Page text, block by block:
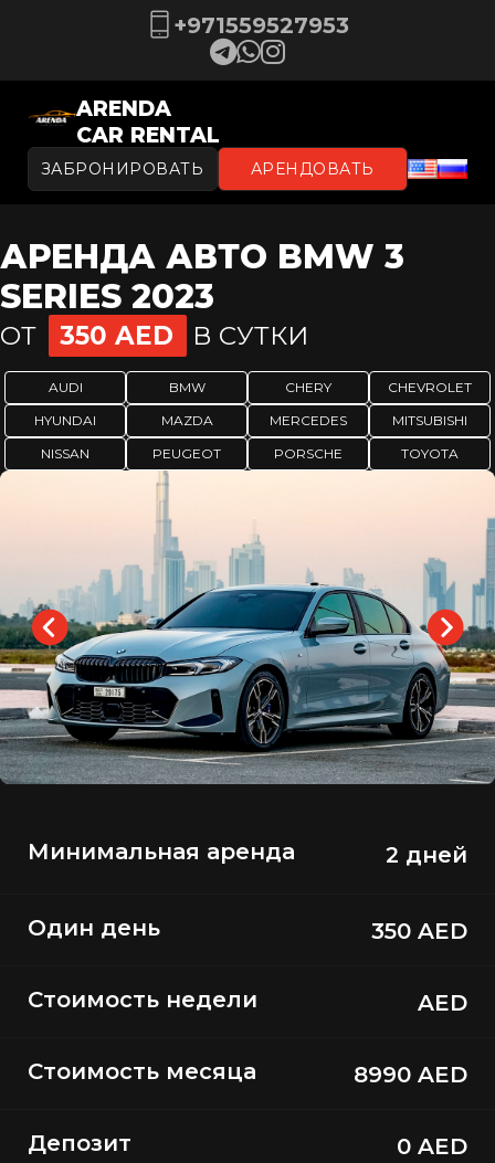
+971559527953
ARENDA
CAR RENTAL
ЗАБРОНИРОВАТЬ АРЕНДОВАТЬ
АРЕНДА АВТО BMW 3
SERIES 2023
ОТ 350 AED В СУТКИ
AUDI BMW CHERY
CHEVROLET
HYUNDAI
MAZDA MERCEDES
MITSUBISHI
NISSAN
PEUGEOT PORSCHE TOYOTA
Минимальная аренда 2 дней
Один день 350 AED
Стоимость недели AED
Стоимость месяца 8990 AED
Депозит 0 AED